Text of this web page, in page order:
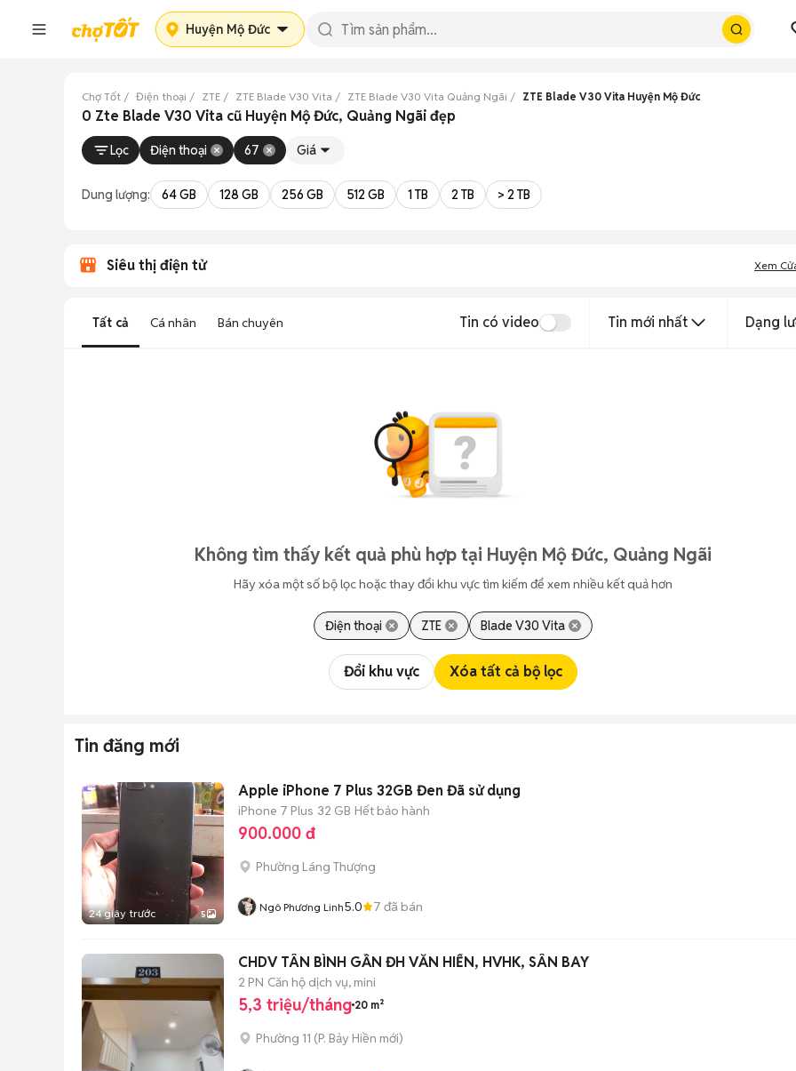
Huyện Mộ Đức
Chợ Tốt Điện thoại ZTE ZTE Blade V30 Vita ZTE Blade V30 Vita Quảng Ngãi ZTE Blade V30 Vita Huyện Mộ Đức
0 Zte Blade V30 Vita cũ Huyện Mộ Đức, Quảng Ngãi đẹp
Lọc Điện thoại 67 Giá
Dung lượng: 64 GB 128 GB 256 GB 512 GB 1 TB 2 TB > 2 TB
Siêu thị điện tử Xem
Tất cả Cá nhân Bán chuyên Tin có video Tin mới nhất Dạng
Không tìm thấy kết quả phù hợp tại Huyện Mộ Đức, Quảng Ngãi
Hãy xóa một số bộ lọc hoặc thay đổi khu vực tìm kiếm để xem nhiều kết quả hơn
Điện thoại ZTE Blade V30 Vita
Đổi khu vực Xóa tất cả bộ lọc
Tin đăng mới
24 giây trước 5
Apple iPhone 7 Plus 32GB Đen Đã sử dụng
iPhone 7 Plus 32 GB Hết bảo hành
900.000 đ
Phường Láng Thượng
Ngô Phương Linh5.0 7 đã bán
CHDV TÂN BÌNH GẦN ĐH VĂN HIẾN, HVHK, SÂN BAY
2 PN Căn hộ dịch vụ, mini
5,3 triệu/tháng 20 m²
Phường 11 (P. Bảy Hiền mới)